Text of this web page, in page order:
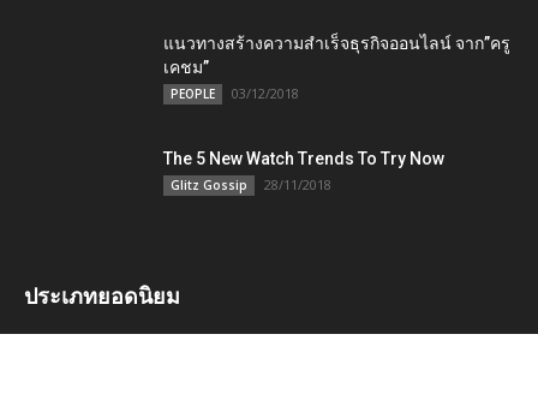
แนวทางสร้างความสำเร็จธุรกิจออนไลน์ จาก”ครู
เคชม”
PEOPLE 03/12/2018
The 5 New Watch Trends To Try Now
Glitz Gossip 28/11/2018
ประเภทยอดนิยม